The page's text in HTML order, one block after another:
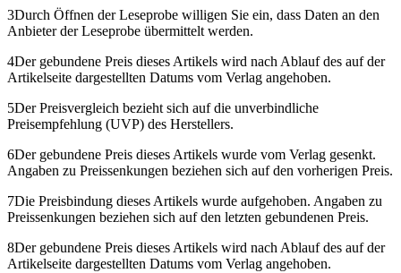
3Durch Öffnen der Leseprobe willigen Sie ein, dass Daten an den
Anbieter der Leseprobe übermittelt werden.
4Der gebundene Preis dieses Artikels wird nach Ablauf des auf der
Artikelseite dargestellten Datums vom Verlag angehoben.
5Der Preisvergleich bezieht sich auf die unverbindliche
Preisempfehlung (UVP) des Herstellers.
6Der gebundene Preis dieses Artikels wurde vom Verlag gesenkt.
Angaben zu Preissenkungen beziehen sich auf den vorherigen Preis.
7Die Preisbindung dieses Artikels wurde aufgehoben. Angaben zu
Preissenkungen beziehen sich auf den letzten gebundenen Preis.
8Der gebundene Preis dieses Artikels wird nach Ablauf des auf der
Artikelseite dargestellten Datums vom Verlag angehoben.